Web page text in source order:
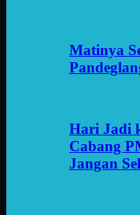
Matinya
Hari Jadi
Cabang
Jangan